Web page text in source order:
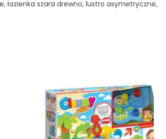
łazienka szara drewno, lustro asymetryczne,